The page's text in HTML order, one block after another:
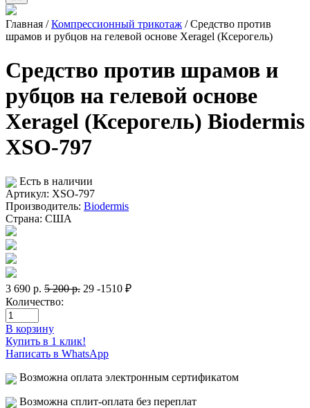
Главная /Компрессионный трикотаж /Средство против
шрамов и рубцов на гелевой основе Xeragel (Ксерогель)
Средство против шрамов и
рубцов на гелевой основе
Xeragel (Ксерогель) Biodermis
XSO-797
Есть в наличии
Артикул: XSO-797
Производитель: Biodermis
Страна: США
3 690 р. 5 200р. 29 -1510 ₽
Количество:
В корзину
Купить в 1 клик!
Написать в WhatsApp
Возможна оплата электронным сертификатом
Возможна сплит-оплата без переплат